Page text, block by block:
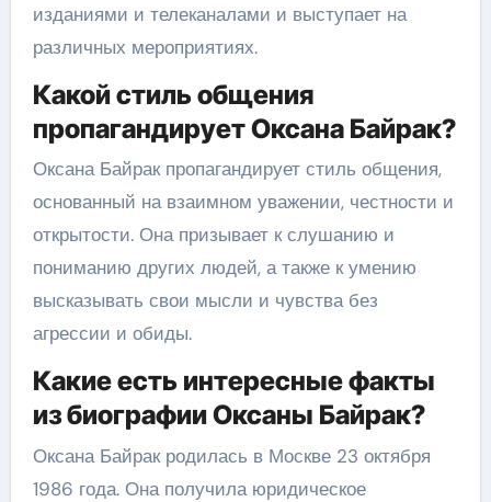
изданиями и телеканалами и выступает на
различных мероприятиях.
Какой стиль общения
пропагандирует Оксана Байрак?
Оксана Байрак пропагандирует стиль общения,
основанный на взаимном уважении, честности и
открытости. Она призывает к слушанию и
пониманию других людей, а также к умению
высказывать свои мысли и чувства без
агрессии и обиды.
Какие есть интересные факты
из биографии Оксаны Байрак?
Оксана Байрак родилась в Москве 23 октября
1986 года. Она получила юридическое